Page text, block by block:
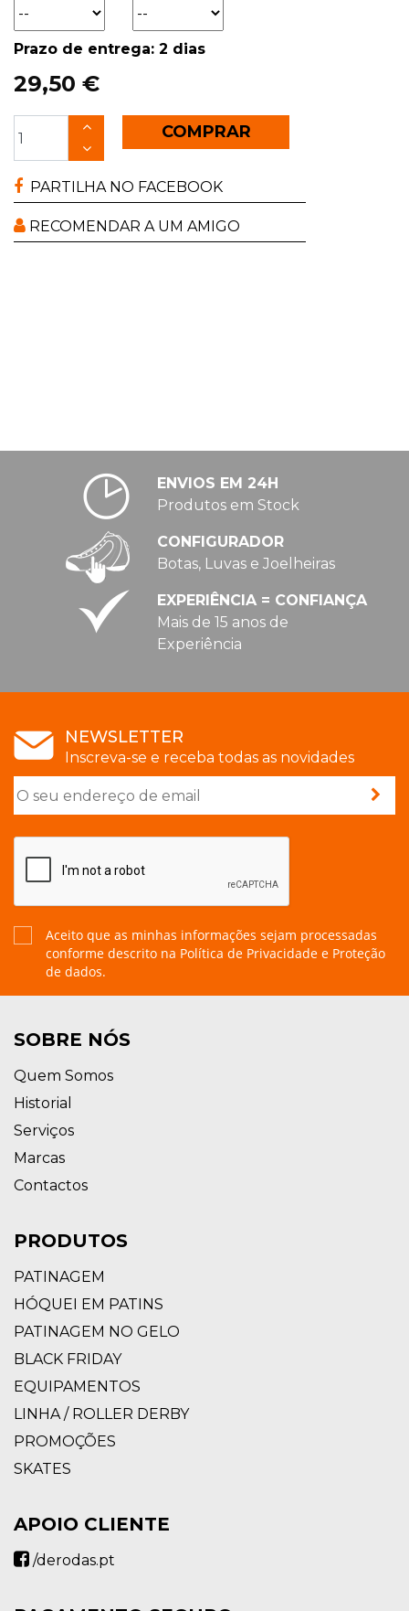
Prazo de entrega: 2 dias
29,50 €
COMPRAR
PARTILHA NO FACEBOOK
RECOMENDAR A UM AMIGO
ENVIOS EM 24H
Produtos em Stock
CONFIGURADOR
Botas, Luvas e Joelheiras
EXPERIÊNCIA = CONFIANÇA
Mais de 15 anos de
Experiência
NEWSLETTER
Inscreva-se e receba todas as novidades
Aceito que as minhas informações sejam processadas
conforme descrito na Política de Privacidade e Proteção
de dados.
SOBRE NÓS
Quem Somos
Historial
Serviços
Marcas
Contactos
PRODUTOS
PATINAGEM
HÓQUEI EM PATINS
PATINAGEM NO GELO
BLACK FRIDAY
EQUIPAMENTOS
LINHA / ROLLER DERBY
PROMOÇÕES
SKATES
APOIO CLIENTE
/derodas.pt